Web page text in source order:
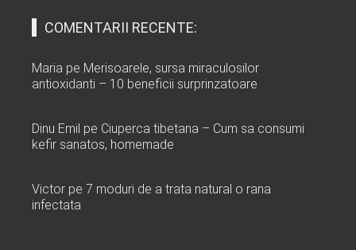
COMENTARII RECENTE:
Maria pe Merisoarele, sursa miraculosilor
antioxidanti – 10 beneficii surprinzatoare
Dinu Emil pe Ciuperca tibetana – Cum sa consumi
kefir sanatos, homemade
Victor pe 7 moduri de a trata natural o rana
infectata